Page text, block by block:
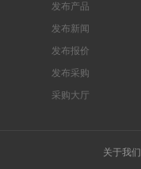
发布产品
发布新闻
发布报价
发布采购
采购大厅
关于我们